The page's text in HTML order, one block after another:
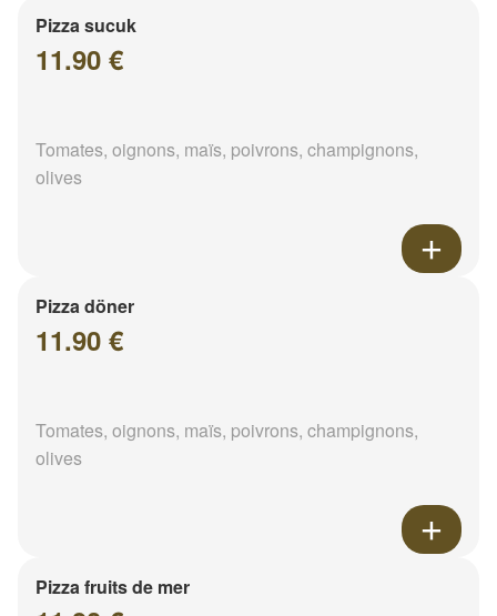
Pizza sucuk
11.90 €
Tomates, oignons, maïs, poivrons, champignons,
olives
Pizza döner
11.90 €
Tomates, oignons, maïs, poivrons, champignons,
olives
Pizza fruits de mer